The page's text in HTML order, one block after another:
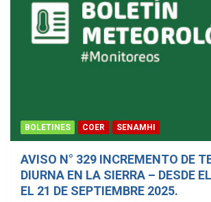
BOLETINES COER SENAMHI
AVISO N° 329 INCREMENTO DE
DIURNA EN LA SIERRA – DESDE
EL 21 DE SEPTIEMBRE 2025.